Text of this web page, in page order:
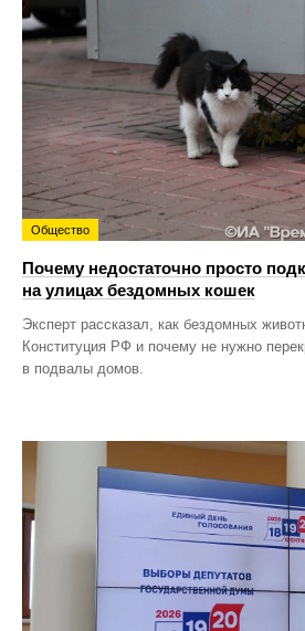
Общество
Почему недостаточно просто
на улицах бездомных кошек
Эксперт рассказал, как бездомных
Конституция РФ и почему не нужно
в подвалы домов.